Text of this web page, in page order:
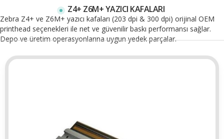
Z4+ Z6M+ YAZICI KAFALARI
Zebra Z4+ ve Z6M+ yazıcı kafaları (203 dpi & 300 dpi) orijinal OEM
printhead seçenekleri ile net ve güvenilir baskı performansı sağlar.
Depo ve üretim operasyonlarına uygun yedek parçalar.